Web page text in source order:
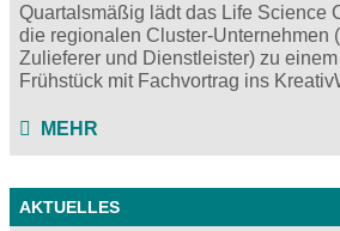
Quartalsmäßig lädt das Life Science
die regionalen Cluster-Unternehmen
Zulieferer und Dienstleister) zu
Frühstück mit Fachvortrag ins
MEHR
AKTUELLES